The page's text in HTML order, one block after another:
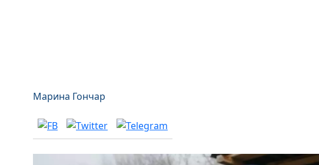
Марина Гончар